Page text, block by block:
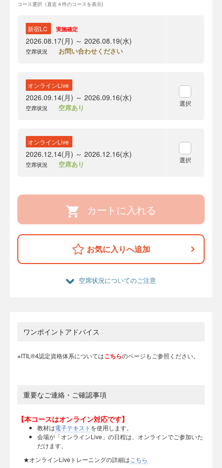
コース選択（直近４件のコースを表示)
新宿LC 実施確定
2026.08.17(月) ～ 2026.08.19(水)
空席状況 お問い合わせください
オンラインLive
2026.09.14(月) ～ 2026.09.16(水)
空席状況 空席あり 選択
オンラインLive
2026.12.14(月) ～ 2026.12.16(水)
空席状況 空席あり 選択
カートに入れる
お気に入りへ追加
空席状況についてのご注意
ワンポイントアドバイス
※ITIL®4認定資格体系についてはこちらのページもご参照ください。
重要なご連絡・ご確認事項
【本コースはオンライン対応です】
教材は電子テキスト を使用します。
会場が「オンラインLive」の日程は、オンラインでご参加いた
だけます。
★オンラインLiveトレーニングの詳細は こちら